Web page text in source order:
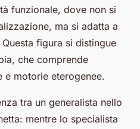
funzionale, dove non si
ma si adatta a
figura si distingue
che comprende
e motorie eterogenee.
tra un generalista nello
mentre lo specialista